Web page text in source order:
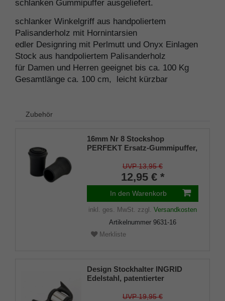
schlanken Gummipuffer ausgeliefert.
schlanker Winkelgriff aus handpoliertem
Palisanderholz mit Hornintarsien
edler Designring mit Perlmutt und Onyx Einlagen
Stock aus handpoliertem Palisanderholz
für Damen und Herren geeignet bis ca. 100 Kg
Gesamtlänge ca. 100 cm, leicht kürzbar
Zubehör
16mm Nr 8 Stockshop
PERFEKT Ersatz-Gummipuffer,
elegant, mit Metalleinlage (VE 2
UVP 13,95 €
12,95 € *
In den Warenkorb
inkl. ges. MwSt. zzgl. Versandkosten
Artikelnummer 9631-16
Merkliste
Design Stockhalter INGRID
Edelstahl, patentierter
(18 - 22mm), Weichgummi
UVP 19,95 €